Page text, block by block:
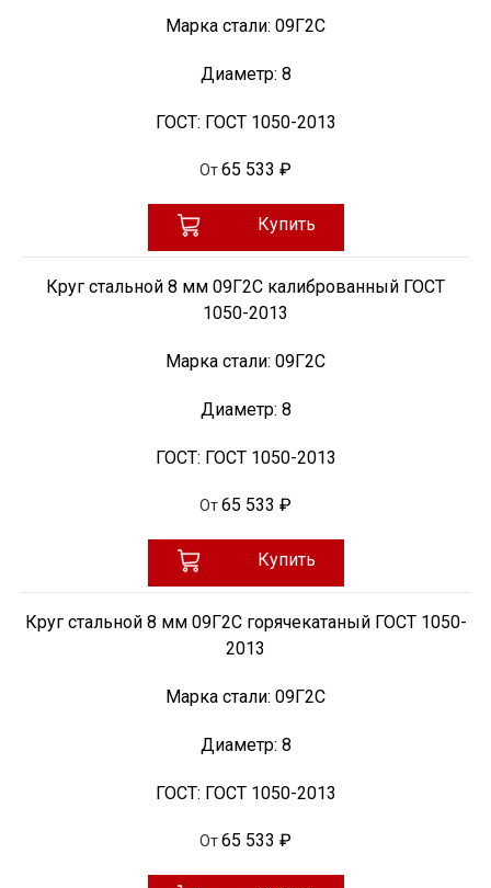
Марка стали: 09Г2С
Диаметр: 8
ГОСТ: ГОСТ 1050-2013
От65 533 ₽
Купить
Круг стальной 8 мм 09Г2С калиброванный ГОСТ
1050-2013
Марка стали: 09Г2С
Диаметр: 8
ГОСТ: ГОСТ 1050-2013
От65 533 ₽
Купить
Круг стальной 8 мм 09Г2С горячекатаный ГОСТ 1050-
2013
Марка стали: 09Г2С
Диаметр: 8
ГОСТ: ГОСТ 1050-2013
От65 533 ₽